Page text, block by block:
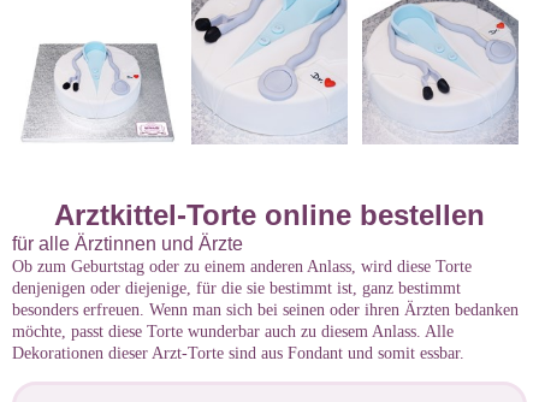
Arztkittel-Torte online bestellen
für alle Ärztinnen und Ärzte
Ob zum Geburtstag oder zu einem anderen Anlass, wird diese Torte
denjenigen oder diejenige, für die sie bestimmt ist, ganz bestimmt
besonders erfreuen. Wenn man sich bei seinen oder ihren Ärzten bedanken
möchte, passt diese Torte wunderbar auch zu diesem Anlass. Alle
Dekorationen dieser Arzt-Torte sind aus Fondant und somit essbar.